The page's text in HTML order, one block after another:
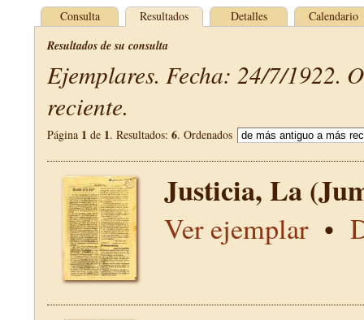
Consulta Resultados Detalles Calendario
Resultados de su consulta
Ejemplares. Fecha: 24/7/1922.
reciente.
Página 1 de 1. Resultados: 6. Ordenados
Justicia, La
Ver ejemplar•